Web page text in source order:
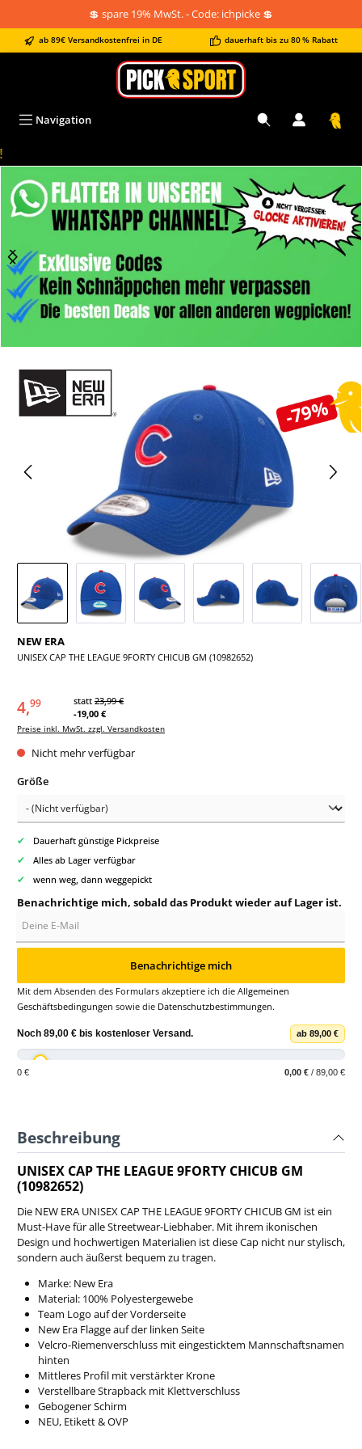
💲 spare 19% MwSt. - Code: ichpicke 💲
ab 89€ Versandkostenfrei in DE dauerhaft bis zu 80 % Rabatt
Navigation
-79%
Bildergalerie überspringen
NEW ERA
UNISEX CAP THE LEAGUE 9FORTY CHICUB GM (10982652)
4,99 statt 23,99 €
-19,00 €
Preise inkl. MwSt. zzgl. Versandkosten
Nicht mehr verfügbar
Größeauswählen
✔ Dauerhaft günstige Pickpreise
✔ Alles ab Lager verfügbar
✔ wenn weg, dann weggepickt
Benachrichtige mich, sobald das Produkt wieder auf Lager ist.
Benachrichtige mich
Mit dem Absenden des Formulars akzeptiere ich die Allgemeinen
Geschäftsbedingungen sowie die Datenschutzbestimmungen.
Noch 89,00 € bis kostenloser Versand. ab 89,00 €
0 € 0,00 € / 89,00 €
Beschreibung
UNISEX CAP THE LEAGUE 9FORTY CHICUB GM
(10982652)
Die NEW ERA UNISEX CAP THE LEAGUE 9FORTY CHICUB GM ist ein
Must-Have für alle Streetwear-Liebhaber. Mit ihrem ikonischen
Design und hochwertigen Materialien ist diese Cap nicht nur stylisch,
sondern auch äußerst bequem zu tragen.
Marke: New Era
Material: 100% Polyestergewebe
Team Logo auf der Vorderseite
New Era Flagge auf der linken Seite
Velcro-Riemenverschluss mit eingesticktem Mannschaftsnamen
hinten
Mittleres Profil mit verstärkter Krone
Verstellbare Strapback mit Klettverschluss
Gebogener Schirm
NEU, Etikett & OVP